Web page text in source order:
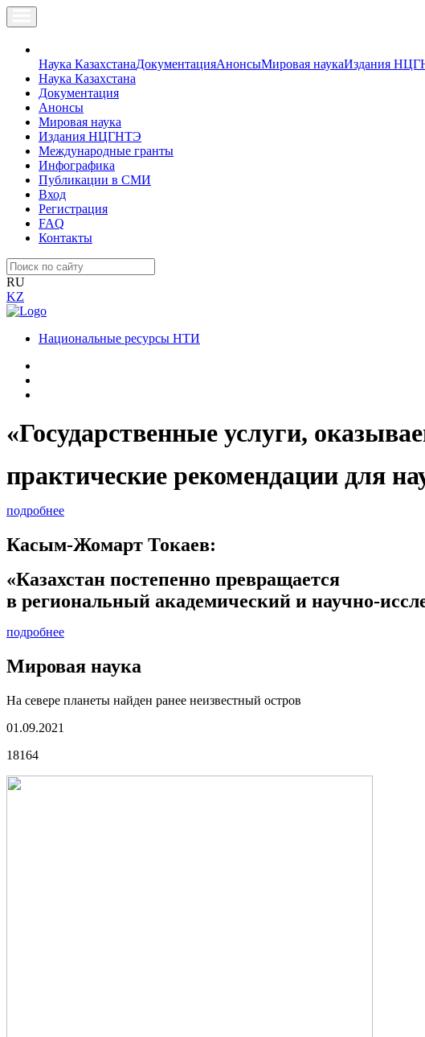
Наука КазахстанаДокументацияАнонсыМировая наукаИздания
Наука Казахстана
Документация
Анонсы
Мировая наука
Издания НЦГНТЭ
Международные гранты
Инфографика
Публикации в СМИ
Вход
Регистрация
FAQ
Контакты
RU
KZ
Национальные ресурсы НТИ
«Государственные услуги,
практические рекомендации для
подробнее
Касым-Жомарт Токаев:
«Казахстан постепенно превращается
в региональный академический и научно-
подробнее
Мировая наука
На севере планеты найден ранее неизвестный остров
01.09.2021
18164